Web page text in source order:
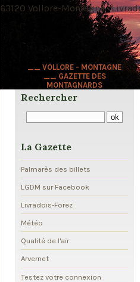
__ VOLLORE - MONTAGNE
__ GAZETTE DES
MONTAGNARDS
63120 Vollore-Montagne ·
Rechercher
La Gazette
Palmarès des billets
LGDM sur Facebook
Livradois-Forez
Météo
Qualité de l'air
Arvernet
Testez votre connexion